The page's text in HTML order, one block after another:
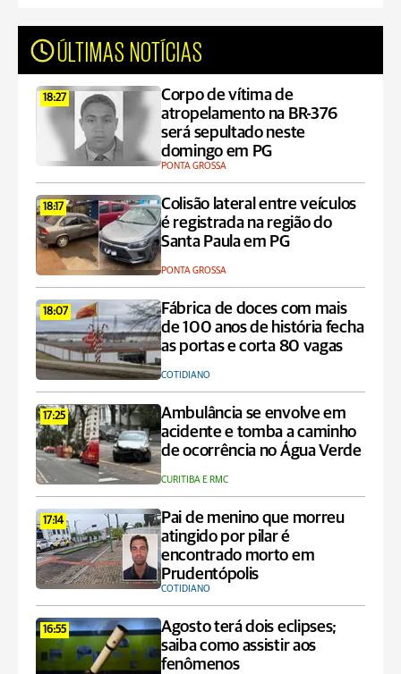
ÚLTIMAS NOTÍCIAS
18:27
Corpo de vítima de
atropelamento na BR-376
será sepultado neste
domingo em PG
PONTA GROSSA
18:17
Colisão lateral entre veículos
é registrada na região do
Santa Paula em PG
PONTA GROSSA
18:07
Fábrica de doces com mais
de 100 anos de história fecha
as portas e corta 80 vagas
COTIDIANO
17:25
Ambulância se envolve em
acidente e tomba a caminho
de ocorrência no Água Verde
CURITIBA E RMC
17:14
Pai de menino que morreu
atingido por pilar é
encontrado morto em
Prudentópolis
COTIDIANO
16:55
Agosto terá dois eclipses;
saiba como assistir aos
fenômenos